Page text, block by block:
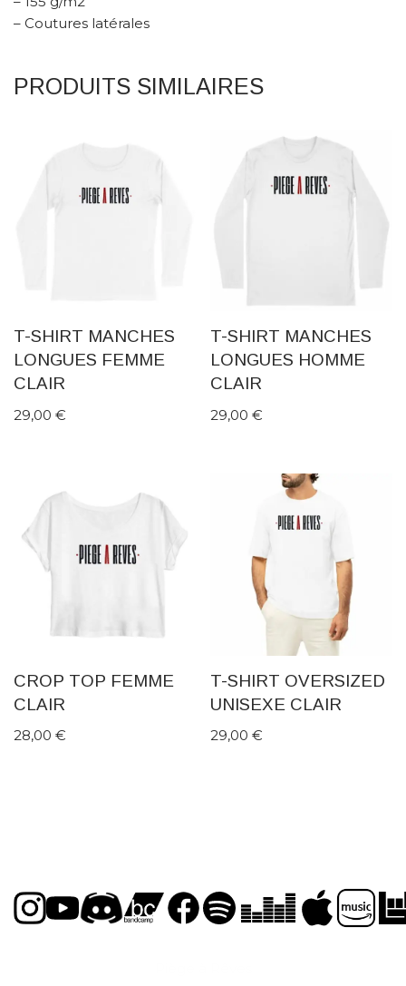
– Coutures latérales
PRODUITS SIMILAIRES
T-SHIRT MANCHES
LONGUES FEMME
CLAIR
29,00 €
T-SHIRT MANCHES
LONGUES HOMME
CLAIR
29,00€
CROP TOP FEMME
CLAIR
28,00 €
T-SHIRT OVERSIZED
UNISEXE CLAIR
29,00€